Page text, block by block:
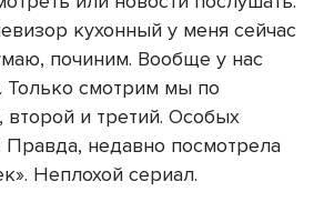
кухонный у меня сейчас
починим. Вообще у нас
Только смотрим мы по
и третий. Особых
Правда, недавно посмотрела
Неплохой сериал.